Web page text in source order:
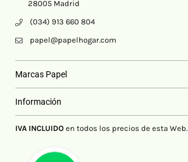
28005 Madrid
(034) 913 660 804
papel@papelhogar.com
Marcas Papel
Información
IVA INCLUIDO en todos los precios de esta Web.